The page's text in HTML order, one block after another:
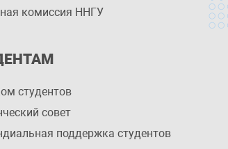
комиссия ННГУ
студентов
совет
поддержка студентов